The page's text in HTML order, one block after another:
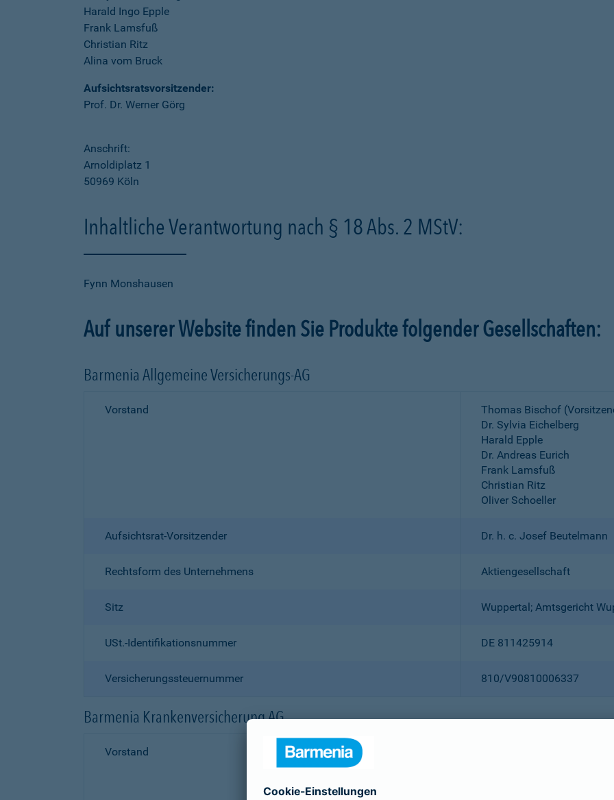
Harald Ingo Epple
Frank Lamsfuß
Christian Ritz
Alina vom Bruck
Aufsichtsratsvorsitzender:
Prof. Dr. Werner Görg
Anschrift:
Arnoldiplatz 1
50969 Köln
Inhaltliche Verantwortung nach § 18 Abs. 2 MStV:
Fynn Monshausen
Auf unserer Website finden Sie Produkte folgender Gesellschaften:
Barmenia Allgemeine Versicherungs-AG
Vorstand
Thomas Bischof
Dr. Sylvia Eichelberg
Harald Epple
Dr. Andreas Eurich
Frank Lamsfuß
Christian Ritz
Oliver Schoeller
Aufsichtsrat-Vorsitzender Dr. h. c. Josef Beutelmann
Rechtsform des Unternehmens Aktiengesellschaft
Sitz Wuppertal; Amtsgericht
USt.-Identifikationsnummer DE 811425914
Versicherungssteuernummer 810/V90810006337
Barmenia Krankenversicherung AG
Vorstand